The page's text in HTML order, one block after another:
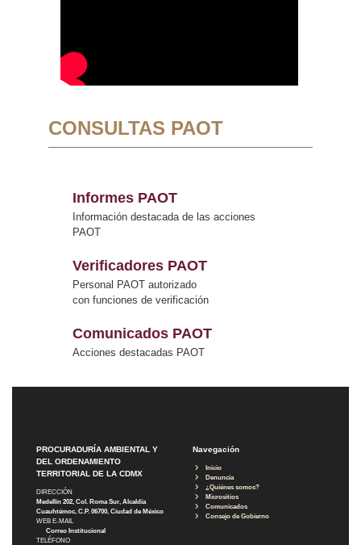
CONSULTAS PAOT
Informes PAOT
Información destacada de las acciones
PAOT
Verificadores PAOT
Personal PAOT autorizado
con funciones de verificación
Comunicados PAOT
Acciones destacadas PAOT
PROCURADURÍA AMBIENTAL Y
DEL ORDENAMIENTO
TERRITORIAL DE LA CDMX
DIRECCIÓN
Medellín 202, Col. Roma Sur, Alcaldía
Cuauhtémoc, C.P. 06700, Ciudad de México
WEB E-MAIL
Correo Institucional
TELÉFONO
Navegación
Inicio
Denuncia
¿Quiénes somos?
Micrositios
Comunicados
Consejo de Gobierno